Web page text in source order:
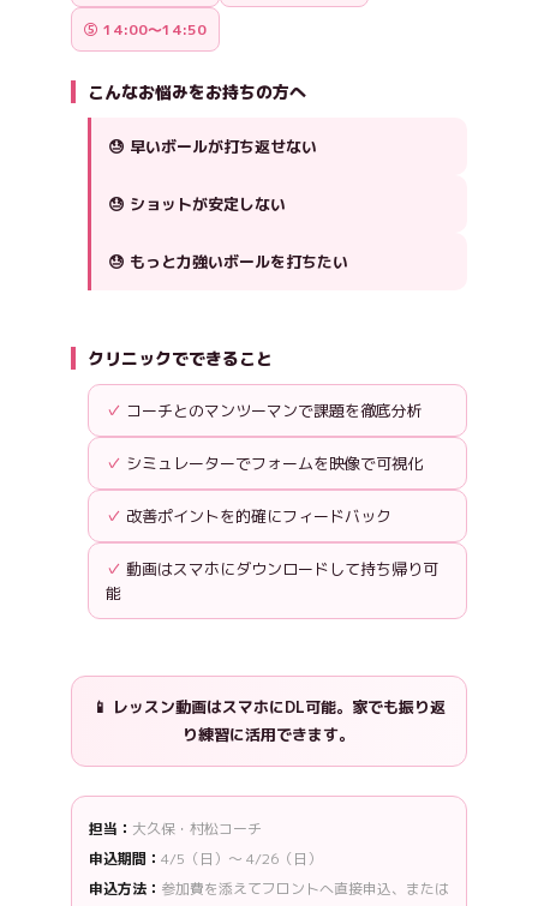
⑤ 14:00〜14:50
こんなお悩みをお持ちの方へ
早いボールが打ち返せない
ショットが安定しない
もっと力強いボールを打ちたい
クリニックでできること
コーチとのマンツーマンで課題を徹底分析
シミュレーターでフォームを映像で可視化
改善ポイントを的確にフィードバック
動画はスマホにダウンロードして持ち帰り可
能
📱 レッスン動画はスマホにDL可能。家でも振り返
り練習に活用できます。
担当： 大久保・村松コーチ
申込期間： 4/5（日）〜 4/26（日）
申込方法： 参加費を添えてフロントへ直接申込、または